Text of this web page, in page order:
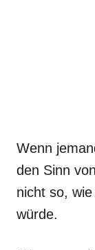
Wenn
den Sinn
nicht so,
würde.